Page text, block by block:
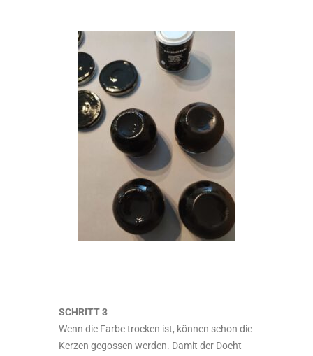
SCHRITT 3
Wenn die Farbe trocken ist, können schon die
Kerzen gegossen werden. Damit der Docht